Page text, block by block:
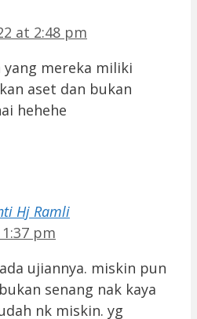
at 2:48 pm
yang mereka miliki
aset dan bukan
hehehe
Hj Ramli
pm
ujiannya. miskin pun
senang nak kaya
nk miskin. yg